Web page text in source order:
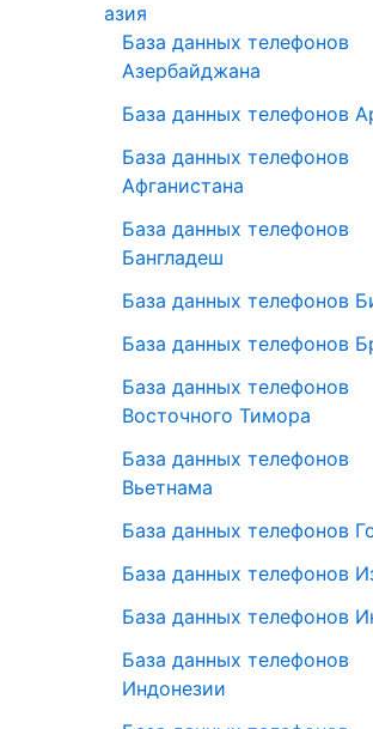
азия
База данных телефонов
Азербайджана
База данных телефонов
База данных телефонов
Афганистана
База данных телефонов
Бангладеш
База данных телефонов
База данных телефонов
База данных телефонов
Восточного Тимора
База данных телефонов
Вьетнама
База данных телефонов
База данных телефонов
База данных телефонов
База данных телефонов
Индонезии